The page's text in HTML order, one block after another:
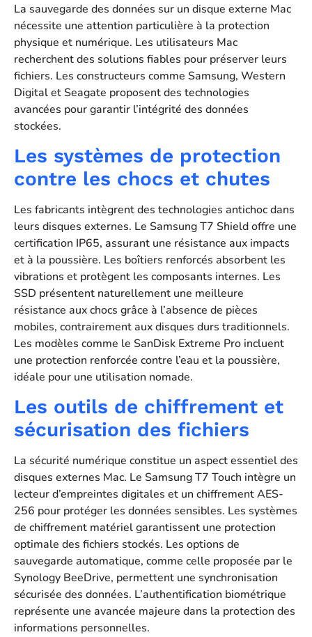
La sauvegarde des données sur un disque externe Mac
nécessite une attention particulière à la protection
physique et numérique. Les utilisateurs Mac
recherchent des solutions fiables pour préserver leurs
fichiers. Les constructeurs comme Samsung, Western
Digital et Seagate proposent des technologies
avancées pour garantir l’intégrité des données
stockées.
Les systèmes de protection
contre les chocs et chutes
Les fabricants intègrent des technologies antichoc dans
leurs disques externes. Le Samsung T7 Shield offre une
certification IP65, assurant une résistance aux impacts
et à la poussière. Les boîtiers renforcés absorbent les
vibrations et protègent les composants internes. Les
SSD présentent naturellement une meilleure
résistance aux chocs grâce à l’absence de pièces
mobiles, contrairement aux disques durs traditionnels.
Les modèles comme le SanDisk Extreme Pro incluent
une protection renforcée contre l’eau et la poussière,
idéale pour une utilisation nomade.
Les outils de chiffrement et
sécurisation des fichiers
La sécurité numérique constitue un aspect essentiel des
disques externes Mac. Le Samsung T7 Touch intègre un
lecteur d’empreintes digitales et un chiffrement AES-
256 pour protéger les données sensibles. Les systèmes
de chiffrement matériel garantissent une protection
optimale des fichiers stockés. Les options de
sauvegarde automatique, comme celle proposée par le
Synology BeeDrive, permettent une synchronisation
sécurisée des données. L’authentification biométrique
représente une avancée majeure dans la protection des
informations personnelles.